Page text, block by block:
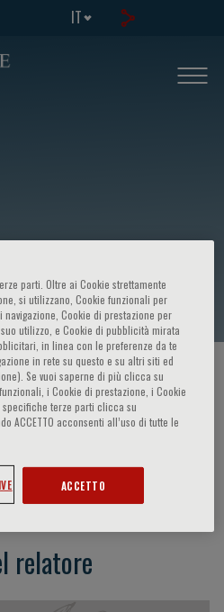
IT
/ RELATORE
relatore
parti. Oltre ai Cookie strettamente
si utilizzano, Cookie funzionali per
Cookie di prestazione per
utilizzo, e Cookie di pubblicità mirata
in linea con le preferenze da te
in rete su questo e su altri siti ed
Se vuoi saperne di più clicca su
i Cookie di prestazione, i Cookie
terze parti clicca su
ACCETTO acconsenti all’uso di tutte le
ACCETTO